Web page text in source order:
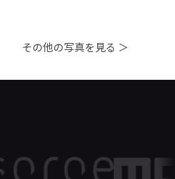
その他の写真を見る ＞